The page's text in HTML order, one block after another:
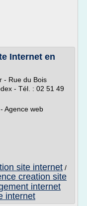
Internet en
- Rue du Bois
- Tél. : 02 51 49
Agence web
site internet /
creation site
internet
internet